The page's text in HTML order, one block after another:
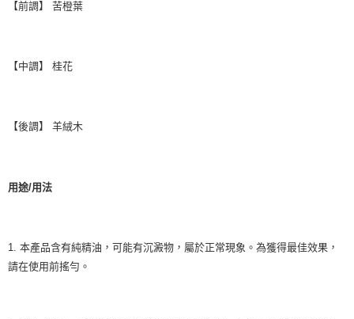
【前調】 苦橙葉
【中調】 桂花
【後調】 羊絨木
用途/用法
1. 本產品含有純精油，可能有沉澱物，屬於正常現象。為獲得最佳效果，
請在使用前搖勻。